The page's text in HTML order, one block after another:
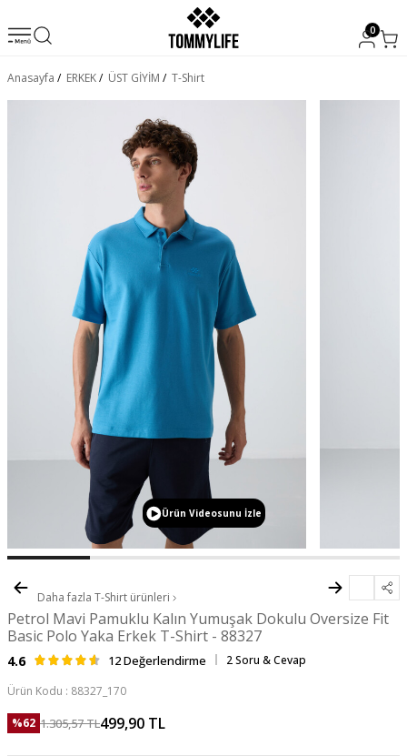
0
Anasayfa / ERKEK/ ÜST GİYİM / T-Shirt
Ürün Videosunu İzle
Daha fazla T-Shirt ürünleri
Petrol Mavi Pamuklu Kalın Yumuşak Dokulu Oversize Fit
Basic Polo Yaka Erkek T-Shirt - 88327
4.6 12 Değerlendirme
2 Soru & Cevap
Ürün Kodu : 88327_170
%62 1.305,57TL499,90 TL